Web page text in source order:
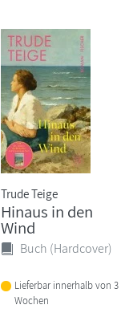
Trude Teige
Hinaus in den
Wind
Buch (Hardcover)
Lieferbar innerhalb von 3
Wochen